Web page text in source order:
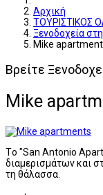
Αρχική
ΤΟΥΡΙΣΤΙΚΟΣ
Ξενοδοχεία
Mike
Βρείτε
Mike
Tο "San Antonio
διαμερισμάτων και
τη θάλασσα.